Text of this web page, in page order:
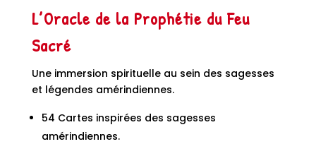
L’Oracle de la Prophétie du Feu
Sacré
Une immersion spirituelle au sein des sagesses
et légendes amérindiennes.
54 Cartes inspirées des sagesses
amérindiennes.